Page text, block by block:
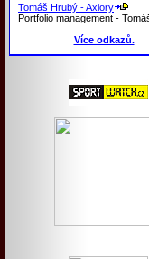
Tomáš Hrubý - Axiory
Portfolio management -
Více odkazů.